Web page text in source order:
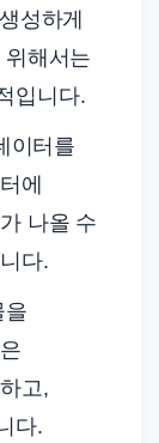
성하게
해서는
입니다.
이터를
에
나올 수
다.
을
고,
다.